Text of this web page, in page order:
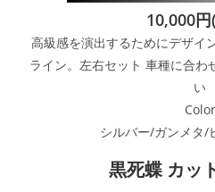
10,000
高級感を演出するためにデザイ
ライン。左右セット 車種に合わ
い
Color
シルバー/ガンメタ/
黒死蝶 カッ